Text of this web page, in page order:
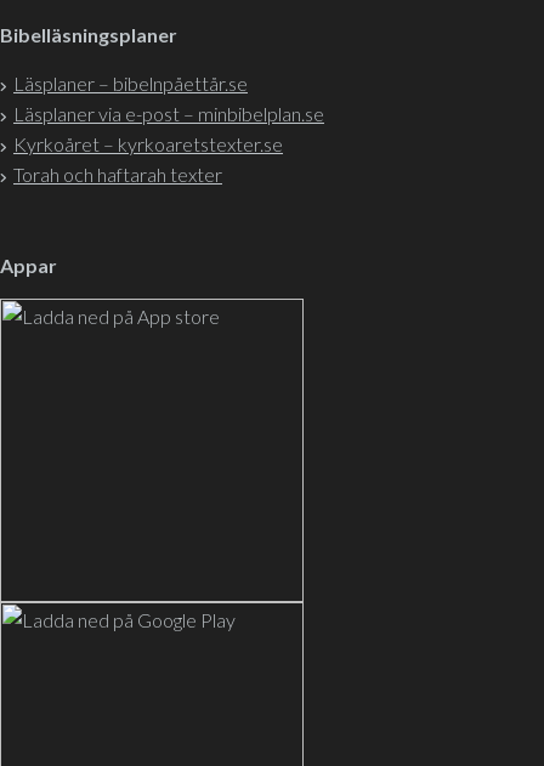
Bibelläsningsplaner
Läsplaner – bibelnpåettår.se
Läsplaner via e-post – minbibelplan.se
Kyrkoåret – kyrkoaretstexter.se
Torah och haftarah texter
Appar